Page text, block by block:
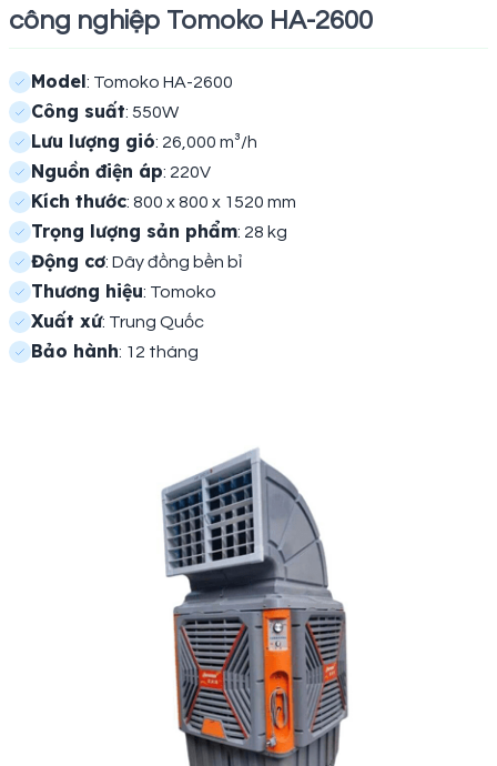
công nghiệp Tomoko HA-2600
Model: Tomoko HA-2600
Công suất: 550W
Lưu lượng gió: 26,000 m³/h
Nguồn điện áp: 220V
Kích thước: 800 x 800 x 1520 mm
Trọng lượng sản phẩm: 28 kg
Động cơ: Dây đồng bền bỉ
Thương hiệu: Tomoko
Xuất xứ: Trung Quốc
Bảo hành: 12 tháng